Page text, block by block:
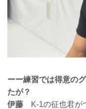
ーー練習では得意の
たが？
伊藤 K-1の征也君が